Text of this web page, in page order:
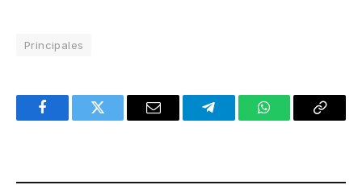
Principales
FacebookTwitter Email TelegramWhatsAppCopy